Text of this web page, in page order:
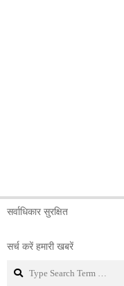
सर्वाधिकार सुरक्षित
सर्च करें हमारी खबरें